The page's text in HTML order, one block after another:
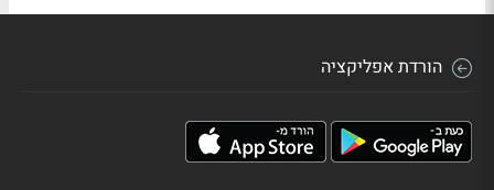
הורדת אפליקציה